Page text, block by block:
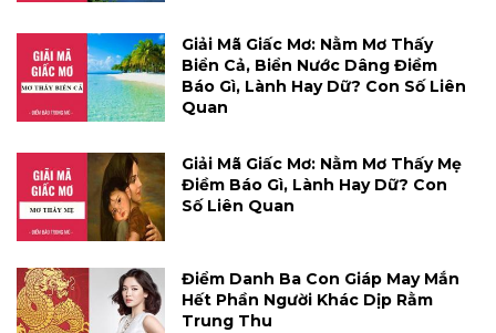
Giải Mã Giấc Mơ: Nằm Mơ Thấy
Biển Cả, Biển Nước Dâng Điềm
Báo Gì, Lành Hay Dữ? Con Số Liên
Quan
Giải Mã Giấc Mơ: Nằm Mơ Thấy Mẹ
Điềm Báo Gì, Lành Hay Dữ? Con
Số Liên Quan
Điểm Danh Ba Con Giáp May Mắn
Hết Phần Người Khác Dịp Rằm
Trung Thu